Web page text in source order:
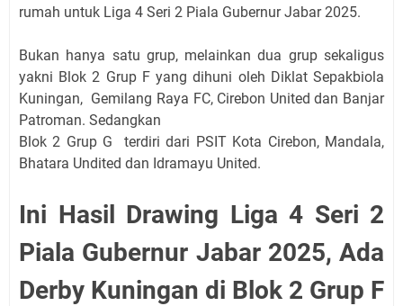
rumah untuk Liga 4 Seri 2 Piala Gubernur Jabar 2025.
Bukan hanya satu grup, melainkan dua grup sekaligus
yakni Blok 2 Grup F yang dihuni oleh Diklat Sepakbiola
Kuningan, Gemilang Raya FC, Cirebon United dan Banjar
Patroman. Sedangkan
Blok 2 Grup G terdiri dari PSIT Kota Cirebon, Mandala,
Bhatara Undited dan Idramayu United.
Ini Hasil Drawing Liga 4 Seri 2
Piala Gubernur Jabar 2025, Ada
Derby Kuningan di Blok 2 Grup F